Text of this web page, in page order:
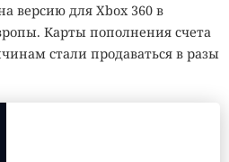
версию для Xbox 360 в
Карты пополнения счета
стали продаваться в разы